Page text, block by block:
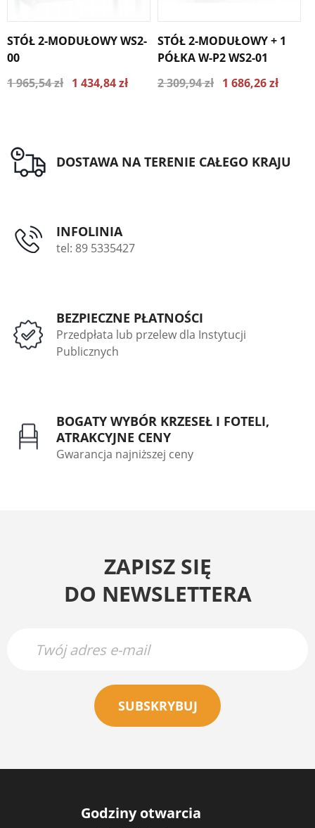
STÓŁ 2-MODUŁOWY WS2-
00
1 965,54 zł 1 434,84 zł
STÓŁ 2-MODUŁOWY + 1
PÓŁKA W-P2 WS2-01
2 309,94 zł 1 686,26 zł
DOSTAWA NA TERENIE CAŁEGO KRAJU
INFOLINIA
tel: 89 5335427
BEZPIECZNE PŁATNOŚCI
Przedpłata lub przelew dla Instytucji
Publicznych
BOGATY WYBÓR KRZESEŁ I FOTELI,
ATRAKCYJNE CENY
Gwarancja najniższej ceny
ZAPISZ SIĘ
DO NEWSLETTERA
SUBSKRYBUJ
Godziny otwarcia